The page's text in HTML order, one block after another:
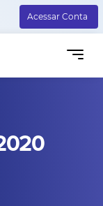
Acessar Conta